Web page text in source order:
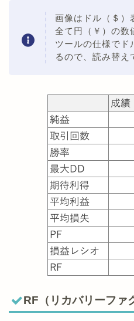
画像はドル（＄）
全て円（￥）の数
ツールの仕様でド
るので、読み替え
RF（リカバリーファ